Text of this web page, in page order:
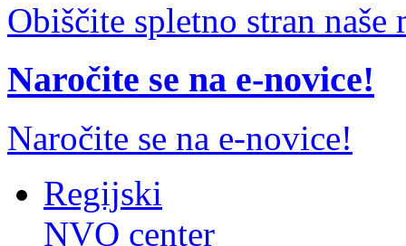
Obiščite spletno stran naše
Naročite se na e-novice!
Naročite se na e-novice!
Regijski
NVO center